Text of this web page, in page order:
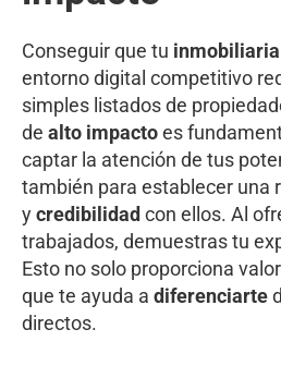
Conseguir que tu inmobiliaria
entorno digital competitivo
simples listados de
de alto impactoes
captar la atención de tus
también para establecer una
ycredibilidadcon ellos. Al
trabajados, demuestras tu
Esto no solo proporciona
que te ayuda a diferenciarte
directos.